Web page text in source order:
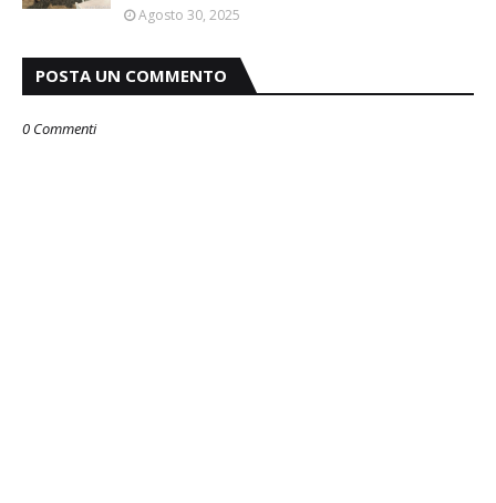
Agosto 30, 2025
POSTA UN COMMENTO
0 Commenti